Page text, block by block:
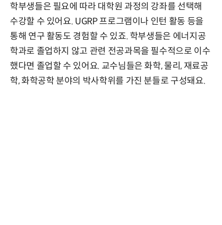
학부생들은 필요에 따라 대학원 과정의 강좌를 선택해
수강할 수 있어요. UGRP 프로그램이나 인턴 활동 등을
통해 연구 활동도 경험할 수 있죠. 학부생들은 에너지공
학과로 졸업하지 않고 관련 전공과목을 필수적으로 이수
했다면 졸업할 수 있어요. 교수님들은 화학, 물리, 재료공
학, 화학공학 분야의 박사학위를 가진 분들로 구성돼요.